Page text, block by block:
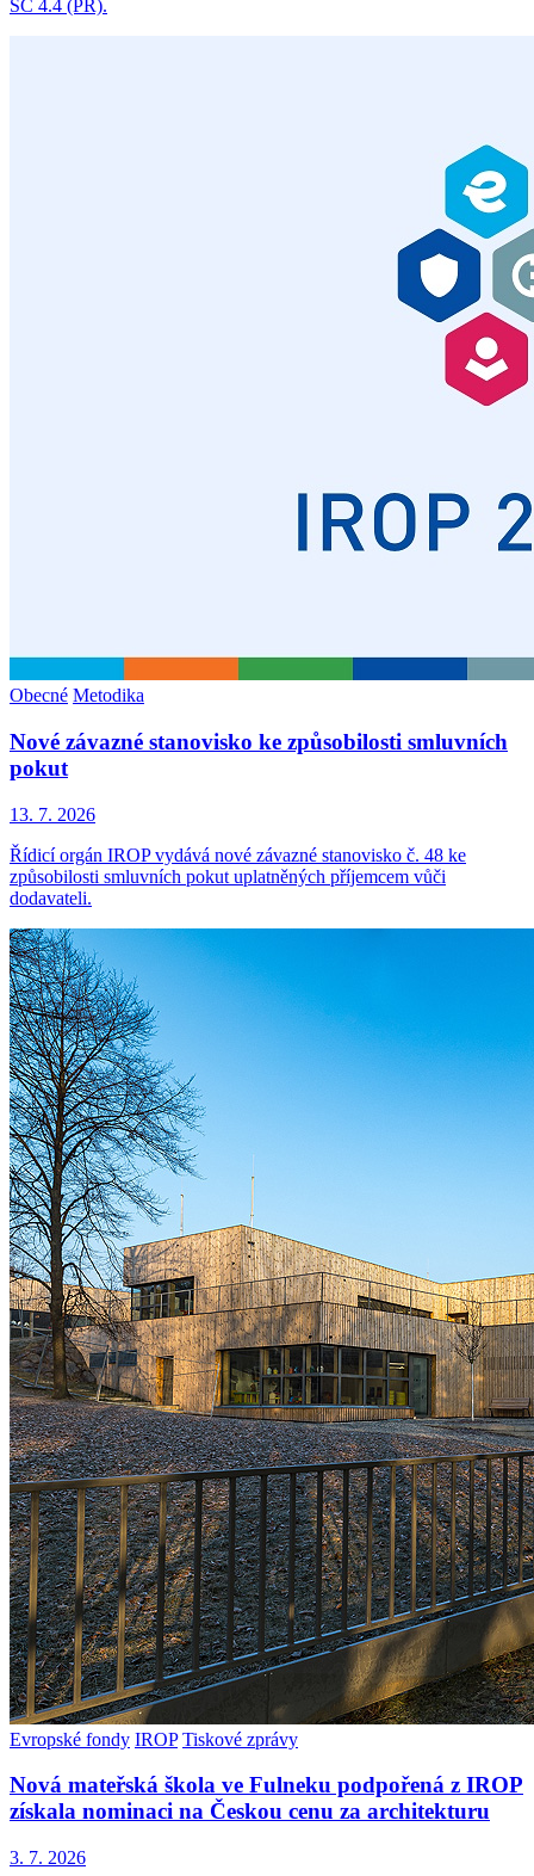
SC 4.4 (PR).
Obecné Metodika
Nové závazné stanovisko ke způsobilosti smluvních
pokut
13. 7. 2026
Řídicí orgán IROP vydává nové závazné stanovisko č. 48 ke
způsobilosti smluvních pokut uplatněných příjemcem vůči
dodavateli.
Evropské fondy IROP Tiskové zprávy
Nová mateřská škola ve Fulneku podpořená z IROP
získala nominaci na Českou cenu za architekturu
3. 7. 2026